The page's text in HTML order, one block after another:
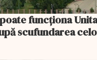
funcționa
scufundarea